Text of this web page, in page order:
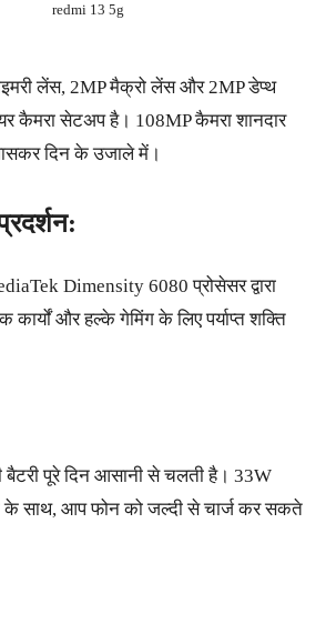
redmi 13 5g
लेंस, 2MP मैक्रो लेंस और 2MP डेप्थ
कैमरा सेटअप है। 108MP कैमरा शानदार
दिन के उजाले में।
Dimensity 6080 प्रोसेसर द्वारा
कार्यों और हल्के गेमिंग के लिए पर्याप्त शक्ति
बैटरी पूरे दिन आसानी से चलती है। 33W
के साथ, आप फोन को जल्दी से चार्ज कर सकते